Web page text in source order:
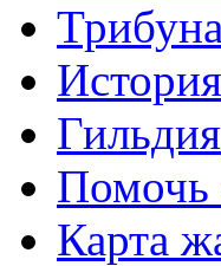
Трибуна
История
Гильдия
Помочь
Карта